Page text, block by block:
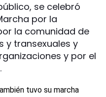
se celebró
por la
la comunidad de
y transexuales y
y por el